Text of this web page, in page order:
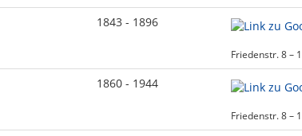
1843 - 1896
Friedenstr. 8 –
1860 - 1944
Friedenstr. 8 –